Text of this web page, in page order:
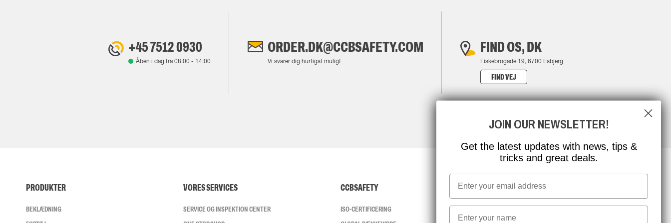
+45 7512 0930
Åben i dag fra08:00- 14:00
ORDER.DK@CCBSAFETY.COM
Vi svarer dig hurtigst muligt
FIND OS, DK
Fiskebrogade 19, 6700 Esbjerg
FIND VEJ
PRODUKTER
BEKLÆDNING
VORES SERVICES
SERVICE OG INSPEKTION CENTER
CCBSAFETY
ISO-CERTIFICERING
NYHEDSBREV TILMELDING
JOIN OUR NEWSLETTER!
Get the latest updates with news, tips &
tricks and great deals.
Email
First name